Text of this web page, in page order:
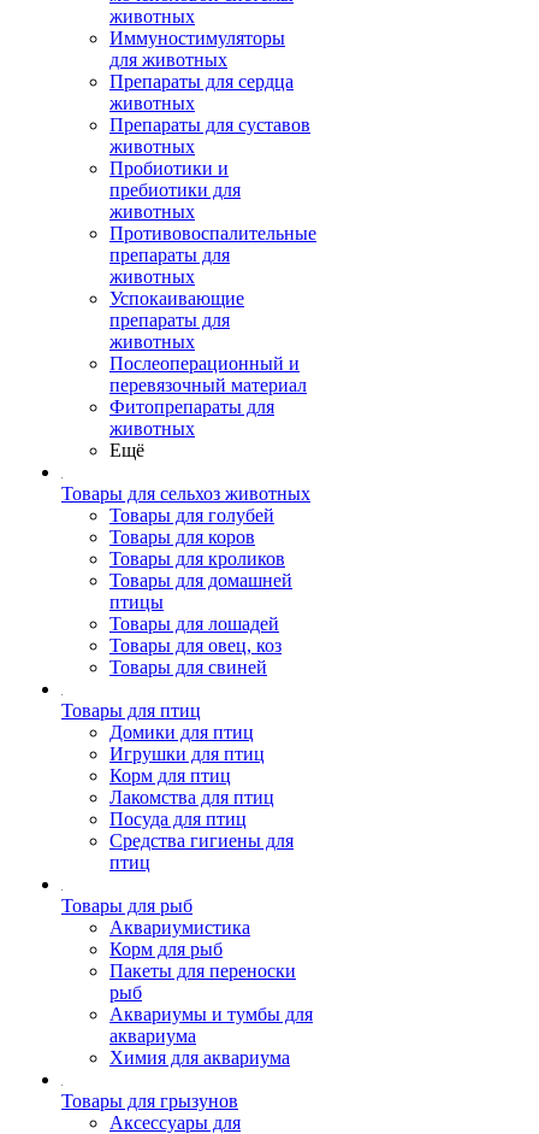
животных
Иммуностимуляторы
для животных
Препараты для сердца
животных
Препараты для суставов
животных
Пробиотики и
пребиотики для
животных
Противовоспалительные
препараты для
животных
Успокаивающие
препараты для
животных
Послеоперационный и
перевязочный материал
Фитопрепараты для
животных
Ещё
Товары для сельхоз животных
Товары для голубей
Товары для коров
Товары для кроликов
Товары для домашней
птицы
Товары для лошадей
Товары для овец, коз
Товары для свиней
Товары для птиц
Домики для птиц
Игрушки для птиц
Корм для птиц
Лакомства для птиц
Посуда для птиц
Средства гигиены для
птиц
Товары для рыб
Аквариумистика
Корм для рыб
Пакеты для переноски
рыб
Аквариумы и тумбы для
аквариума
Химия для аквариума
Товары для грызунов
Аксессуары для